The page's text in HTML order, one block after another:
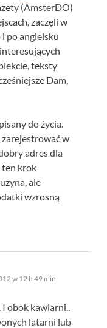
(AmsterDO)
zaczęli w
po angielsku
teksty
Dam,
do życia.
zarejestrować w
adres dla
ten krok
ale
wzrosną
w 12 h 49 min
obok kawiarni..
latarni lub